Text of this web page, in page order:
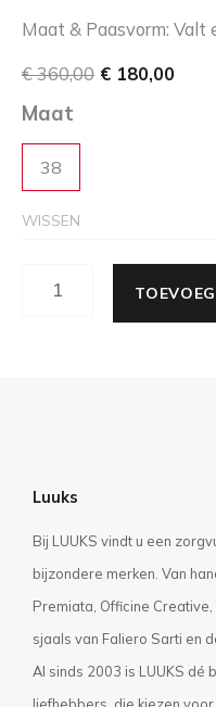
Maat & Paasvorm: Valt
€360,00 € 180,00
Maat
38
WISSEN
Luuks
Bij LUUKS vindt u een
bijzondere merken. Van
Premiata, Officine
sjaals van Faliero Sarti en
Al sinds 2003 is LUUKS dé
liefhebbers, die kiezen voor